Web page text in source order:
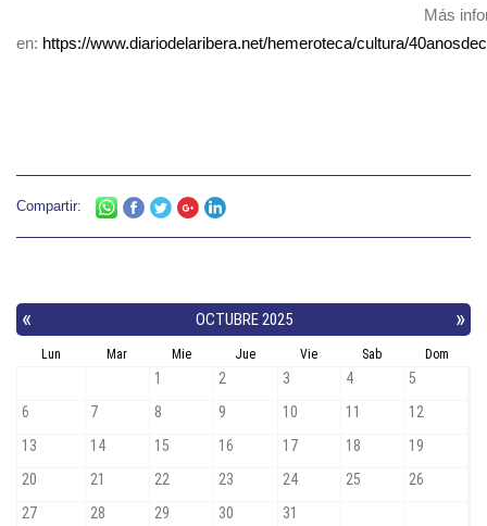
Más
en: https://www.diariodelaribera.net/hemeroteca/cultura/
Compartir: